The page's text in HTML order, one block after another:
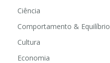
Ciência
Comportamento & Equilíbrio
Cultura
Economia